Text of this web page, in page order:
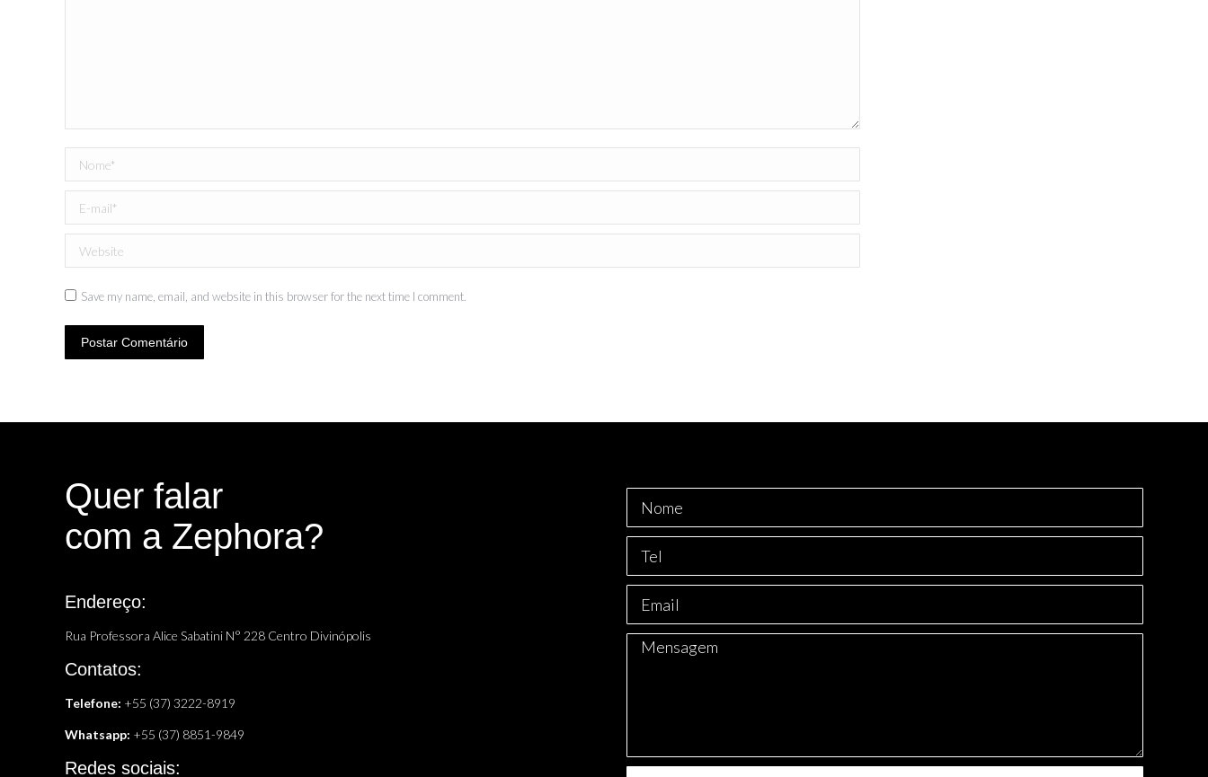
Nome *
E-mail *
Website
Save my name, email, and website in this browser for the next time I comment.
Postar Comentário
Quer falar
com a Zephora?
Endereço:
Rua Professora Alice Sabatini N° 228 Centro Divinópolis
Contatos:
Telefone: +55 (37) 3222-8919
Whatsapp: +55 (37) 8851-9849
Redes sociais:
Mensagem